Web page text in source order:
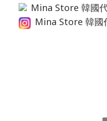
Mina Store 韓國
Mina Store 韓國